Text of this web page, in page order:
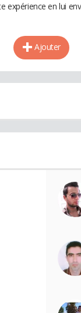
expérience en lui
Ajouter